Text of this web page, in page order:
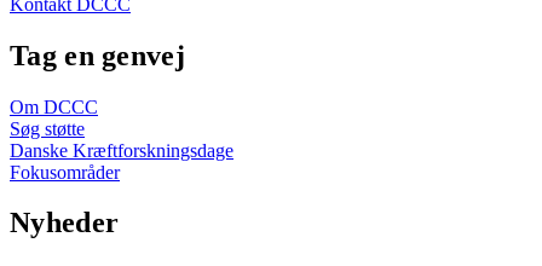
Tag en genvej
Om DCCC
Søg støtte
Danske Kræftforskningsdage
Fokusområder
Nyheder